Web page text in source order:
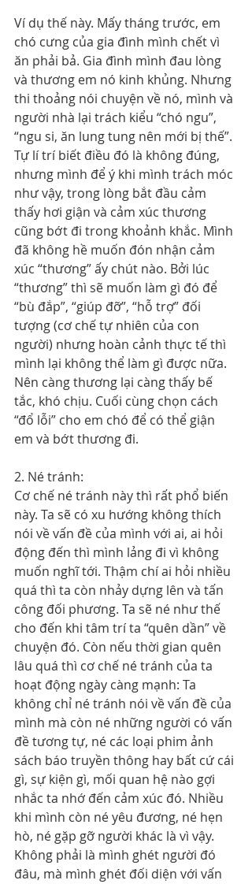
Ví dụ thế này. Mấy tháng trước, em
chó cưng của gia đình mình chết vì
ăn phải bả. Gia đình mình đau lòng
và thương em nó kinh khủng. Nhưng
thi thoảng nói chuyện về nó, mình và
người nhà lại trách kiểu “chó ngu”,
“ngu si, ăn lung tung nên mới bị thế”.
Tự lí trí biết điều đó là không đúng,
nhưng mình để ý khi mình trách móc
như vậy, trong lòng bắt đầu cảm
thấy hơi giận và cảm xúc thương
cũng bớt đi trong khoảnh khắc. Mình
đã không hề muốn đón nhận cảm
xúc “thương” ấy chút nào. Bởi lúc
“thương” thì sẽ muốn làm gì đó để
“bù đắp”, “giúp đỡ”, “hỗ trợ” đối
tượng (cơ chế tự nhiên của con
người) nhưng hoàn cảnh thực tế thì
mình lại không thể làm gì được nữa.
Nên càng thương lại càng thấy bế
tắc, khó chịu. Cuối cùng chọn cách
“đổ lỗi” cho em chó để có thể giận
em và bớt thương đi.
2. Né tránh:
Cơ chế né tránh này thì rất phổ biến
này. Ta sẽ có xu hướng không thích
nói về vấn đề của mình với ai, ai hỏi
động đến thì mình lảng đi vì không
muốn nghĩ tới. Thậm chí ai hỏi nhiều
quá thì ta còn nhảy dựng lên và tấn
công đối phương. Ta sẽ né như thế
cho đến khi tâm trí ta “quên dần” về
chuyện đó. Còn nếu thời gian quên
lâu quá thì cơ chế né tránh của ta
hoạt động ngày càng mạnh: Ta
không chỉ né tránh nói về vấn đề của
mình mà còn né những người có vấn
đề tương tự, né các loại phim ảnh
sách báo truyền thông hay bất cứ cái
gì, sự kiện gì, mối quan hệ nào gợi
nhắc ta nhớ đến cảm xúc đó. Nhiều
khi mình còn né yêu đương, né hẹn
hò, né gặp gỡ người khác là vì vậy.
Không phải là mình ghét người đó
đâu, mà mình ghét đối diện với vấn